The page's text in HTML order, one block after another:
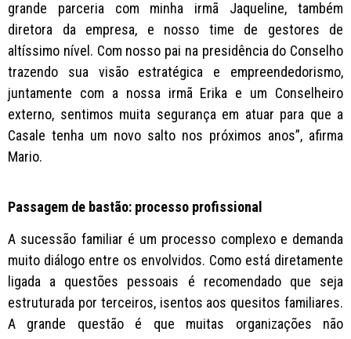
grande parceria com minha irmã Jaqueline, também
diretora da empresa, e nosso time de gestores de
altíssimo nível. Com nosso pai na presidência do Conselho
trazendo sua visão estratégica e empreendedorismo,
juntamente com a nossa irmã Erika e um Conselheiro
externo, sentimos muita segurança em atuar para que a
Casale tenha um novo salto nos próximos anos”, afirma
Mario.
Passagem de bastão: processo profissional
A sucessão familiar é um processo complexo e demanda
muito diálogo entre os envolvidos. Como está diretamente
ligada a questões pessoais é recomendado que seja
estruturada por terceiros, isentos aos quesitos familiares.
A grande questão é que muitas organizações não